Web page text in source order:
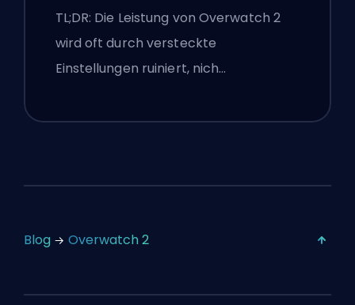
Einstellungen
TL;DR: Die Leistung von Overwatch 2
wird oft durch versteckte
Einstellungen ruiniert, nich…
Blog Overwatch 2